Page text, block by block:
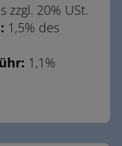
zzgl. 20% USt.
1,5% des
1,1%